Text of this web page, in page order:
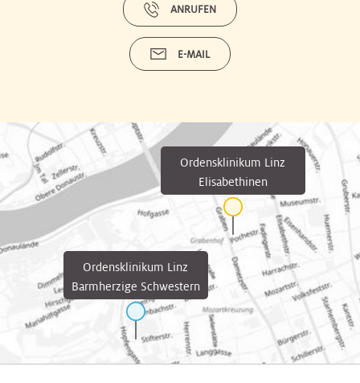
ANRUFEN
E-MAIL
Ordensklinikum Linz
Barmherzige Schwestern
Ordensklinikum Linz
Elisabethinen